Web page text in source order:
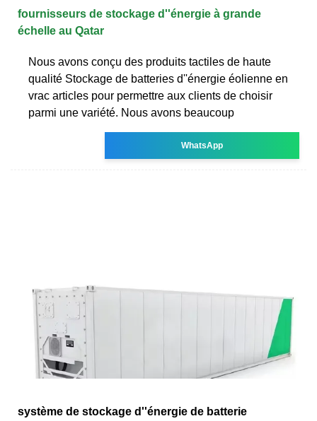
fournisseurs de stockage d''énergie à grande
échelle au Qatar
Nous avons conçu des produits tactiles de haute
qualité Stockage de batteries d''énergie éolienne en
vrac articles pour permettre aux clients de choisir
parmi une variété. Nous avons beaucoup
WhatsApp
système de stockage d''énergie de batterie